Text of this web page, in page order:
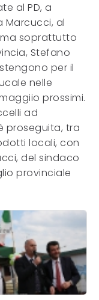
al PD, a
Marcucci, al
ma soprattutto
Stefano
per il
nelle
prossimi.
ad
proseguita, tra
locali, con
del sindaco
provinciale